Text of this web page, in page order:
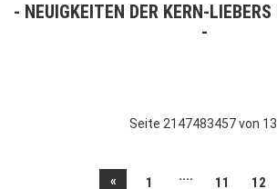
NEUIGKEITEN DER KERN-
Seite 2147483457 von 13.
« 1 .... 11 12